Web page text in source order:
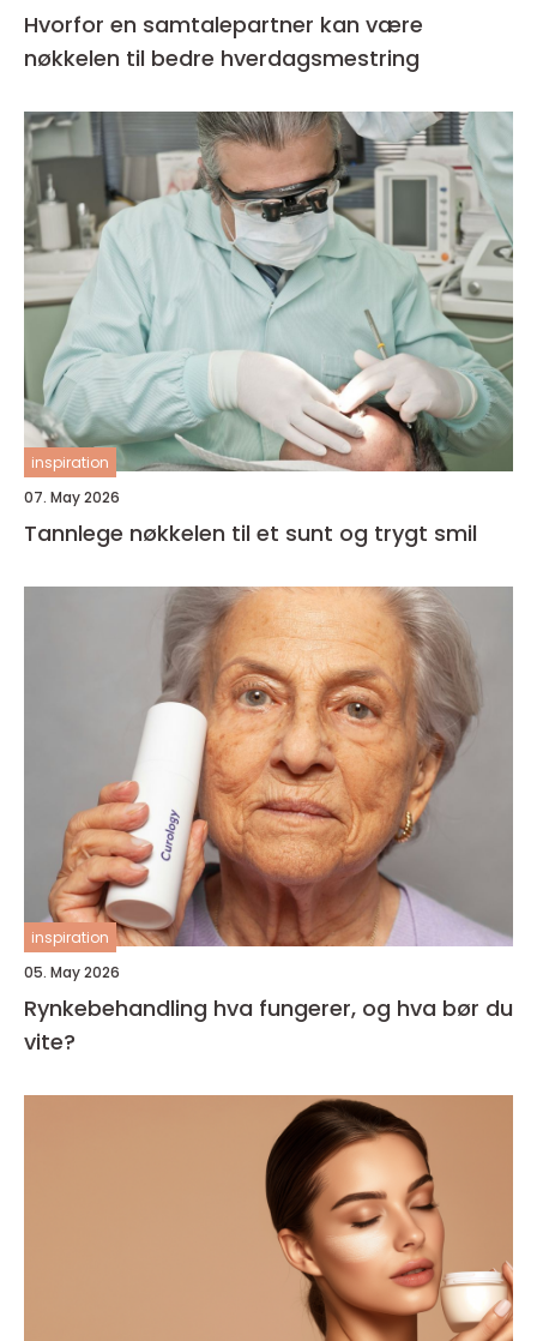
Hvorfor en samtalepartner kan være
nøkkelen til bedre hverdagsmestring
inspiration
07. May 2026
Tannlege nøkkelen til et sunt og trygt smil
inspiration
05. May 2026
Rynkebehandling hva fungerer, og hva bør du
vite?